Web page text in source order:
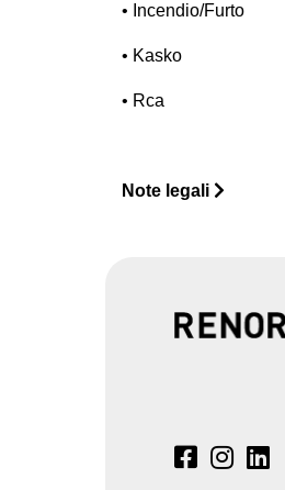
• Incendio/Furto
• Kasko
• Rca
Note legali